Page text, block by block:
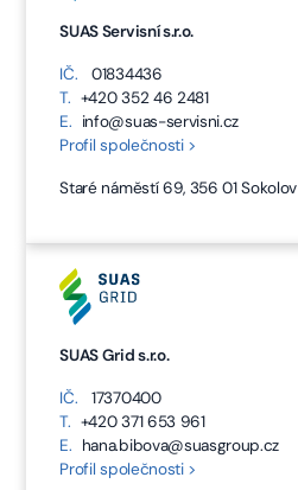
SUAS Servisní s.r.o.
IČ.
01834436
T. +420 352 46 2481
E. info@suas-servisni.cz
Profil společnosti >
Staré náměstí 69, 356 01 Sokolov
SUAS Grid s.r.o.
IČ.
17370400
T. +420 371 653 961
E. hana.bibova@suasgroup.cz
Profil společnosti >